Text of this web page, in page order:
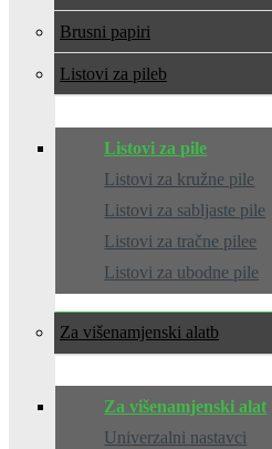
Brusni papiri
Listovi za pile
Listovi za pile
Listovi za kružne pile
Listovi za sabljaste pile
Listovi za tračne pilee
Listovi za ubodne pile
Za višenamjenski alat
Za višenamjenski alat
Univerzalni nastavci